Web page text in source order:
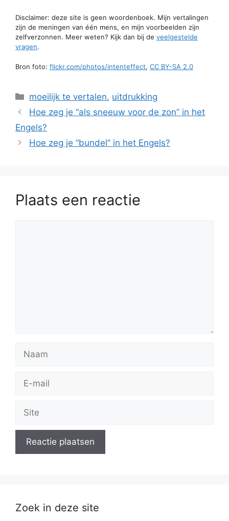
Disclaimer: deze site is geen woordenboek. Mijn vertalingen
zijn de meningen van één mens, en mijn voorbeelden zijn
zelfverzonnen. Meer weten? Kijk dan bij de veelgestelde
vragen.
Bron foto: flickr.com/photos/intenteffect, CC BY-SA 2.0
Categorieën
moeilijk te vertalen, uitdrukking
Hoe zeg je “als sneeuw voor de zon” in het
Engels?
Hoe zeg je “bundel” in het Engels?
Plaats een reactie
mail
Zoek in deze site